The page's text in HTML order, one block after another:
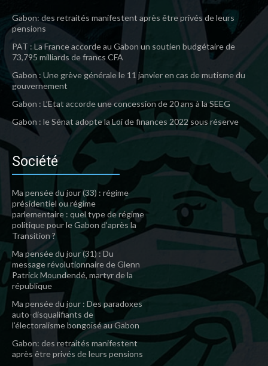
Gabon: des retraités manifestent après être privés de leurs
pensions
PAT : La France accorde au Gabon un soutien budgétaire de
73,795 milliards de francs CFA
Gabon : Une grève générale le 11 janvier en cas de mutisme du
gouvernement
Gabon : L’Etat accorde une concession de 20 ans à la SEEG
Gabon : le Sénat adopte la Loi de finances 2022 sous réserve
Société
Ma pensée du jour (33) : régime
présidentiel ou régime
parlementaire : quel type de régime
politique pour le Gabon d’après la
Transition ?
Ma pensée du jour (31) : Du
message révolutionnaire de Glenn
Patrick Moundendé, martyr de la
république
Ma pensée du jour : Des paradoxes
auto-disqualifiants de
l’électoralisme bongoïsé au Gabon
Gabon: des retraités manifestent
après être privés de leurs pensions